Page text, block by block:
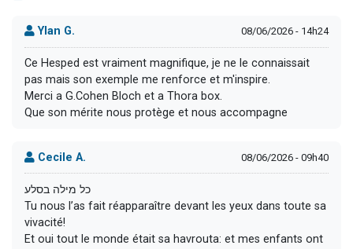
Ylan G. 08/06/2026 - 14h24
Ce Hesped est vraiment magnifique, je ne le connaissait
pas mais son exemple me renforce et m'inspire.
Merci a G.Cohen Bloch et a Thora box.
Que son mérite nous protège et nous accompagne
Cecile A. 08/06/2026 - 09h40
כל מילה בסלע
Tu nous l’as fait réapparaître devant les yeux dans toute sa
vivacité!
Et oui tout le monde était sa havrouta: et mes enfants ont